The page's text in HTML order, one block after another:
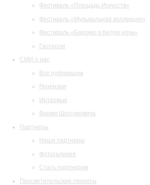
Фестиваль «Площадь Искусств»
Фестиваль «Музыкальная коллекция»
Фестиваль «Барокко в белую ночь»
Гастроли
СМИ о нас
Все публикации
Рецензии
Интервью
Время Шостаковича
Партнеры
Наши партнеры
Фотогалерея
Стать партнером
Просветительские проекты